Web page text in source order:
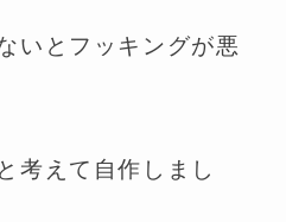
いとフッキングが悪
考えて自作しまし